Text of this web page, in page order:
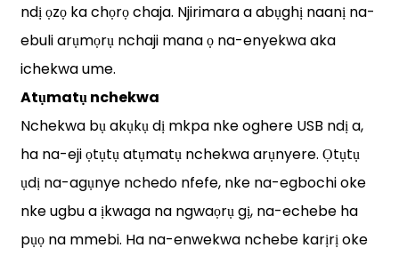
ndị ọzọ ka chọrọ chaja. Njirimara a abụghị naanị na-
ebuli arụmọrụ nchaji mana ọ na-enyekwa aka
ichekwa ume.
Atụmatụ nchekwa
Nchekwa bụ akụkụ dị mkpa nke oghere USB ndị a,
ha na-eji ọtụtụ atụmatụ nchekwa arụnyere. Ọtụtụ
ụdị na-agụnye nchedo nfefe, nke na-egbochi oke
nke ugbu a ịkwaga na ngwaọrụ gị, na-echebe ha
pụọ ​​na mmebi. Ha na-enwekwa nchebe karịrị oke